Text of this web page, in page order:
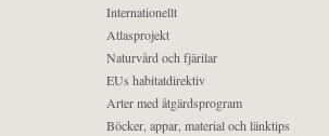
Internationellt
Atlasprojekt
Naturvård och fjärilar
EUs habitatdirektiv
Arter med åtgärdsprogram
Böcker, appar, material och länktips